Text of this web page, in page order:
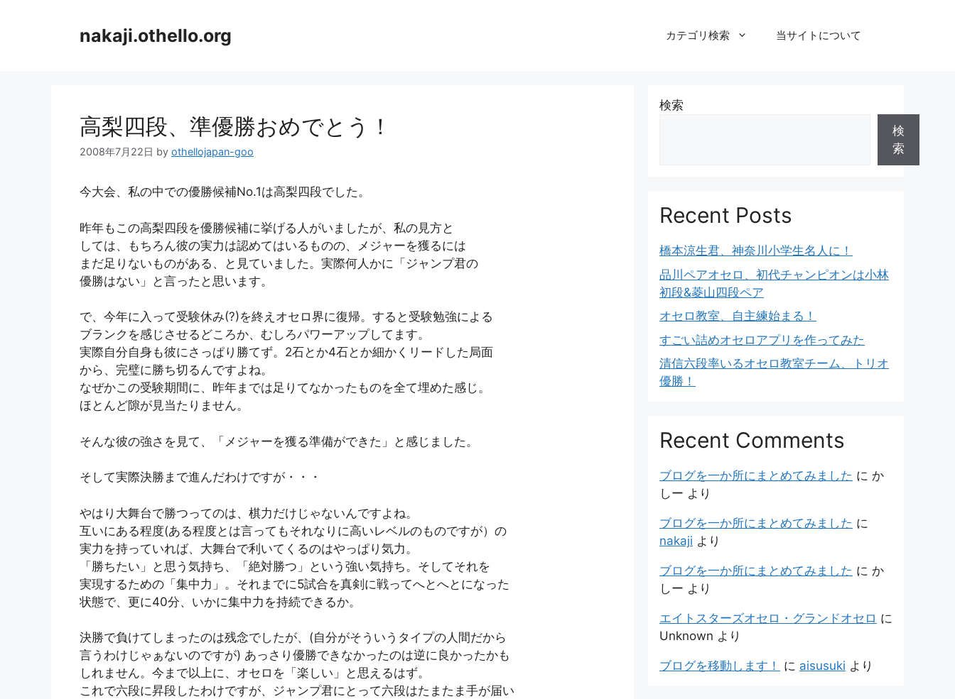
nakaji.othello.org カテゴリ検索 当サイトについて
高梨四段、準優勝おめでとう！
2008年7月22日 by othellojapan-goo
今大会、私の中での優勝候補No.1は高梨四段でした。
昨年もこの高梨四段を優勝候補に挙げる人がいましたが、私の見方と
しては、もちろん彼の実力は認めてはいるものの、メジャーを獲るには
まだ足りないものがある、と見ていました。実際何人かに「ジャンプ君の
優勝はない」と言ったと思います。
で、今年に入って受験休み(?)を終えオセロ界に復帰。すると受験勉強による
ブランクを感じさせるどころか、むしろパワーアップしてます。
実際自分自身も彼にさっぱり勝てず。2石とか4石とか細かくリードした局面
から、完璧に勝ち切るんですよね。
なぜかこの受験期間に、昨年までは足りてなかったものを全て埋めた感じ。
ほとんど隙が見当たりません。
そんな彼の強さを見て、「メジャーを獲る準備ができた」と感じました。
そして実際決勝まで進んだわけですが・・・
やはり大舞台で勝つってのは、棋力だけじゃないんですよね。
互いにある程度(ある程度とは言ってもそれなりに高いレベルのものですが）の
実力を持っていれば、大舞台で利いてくるのはやっぱり気力。
「勝ちたい」と思う気持ち、「絶対勝つ」という強い気持ち。そしてそれを
実現するための「集中力」。それまでに5試合を真剣に戦ってへとへとになった
状態で、更に40分、いかに集中力を持続できるか。
決勝で負けてしまったのは残念でしたが、(自分がそういうタイプの人間だから
言うわけじゃぁないのですが) あっさり優勝できなかったのは逆に良かったかも
しれません。今まで以上に、オセロを「楽しい」と思えるはず。
これで六段に昇段したわけですが、ジャンプ君にとって六段はたまたま手が届い
検索
検
索
Recent Posts
橋本涼生君、神奈川小学生名人に！
品川ペアオセロ、初代チャンピオンは小林
初段&菱山四段ペア
オセロ教室、自主練始まる！
すごい詰めオセロアプリを作ってみた
清信六段率いるオセロ教室チーム、トリオ
優勝！
Recent Comments
ブログを一か所にまとめてみました に か
しー より
ブログを一か所にまとめてみました に
nakaji より
ブログを一か所にまとめてみました に か
しー より
エイトスターズオセロ・グランドオセロ に
Unknown より
ブログを移動します！ に aisusuki より